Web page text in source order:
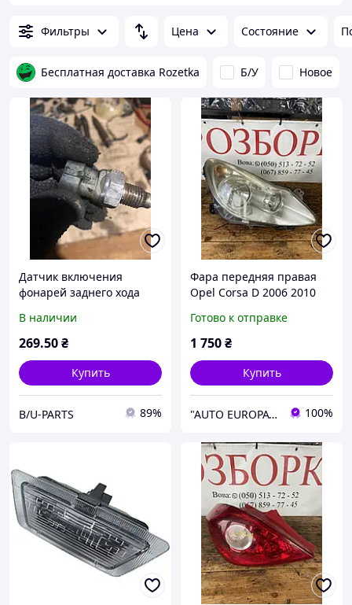
Фильтры Цена Состояние
Бесплатная доставка Rozetka Б/У Новое
Датчик включения
фонарей заднего хода
В наличии
269.50₴
Купить
B/U-PARTS 89%
Фара передняя правая
Opel Corsa D 2006 2010
дальний свет OEM
Готово к отправке
1 750₴
Купить
"AUTO EUROPA" — автозапчасти из Италии для Renault, Peugeot, Fiat, Citroën 100%